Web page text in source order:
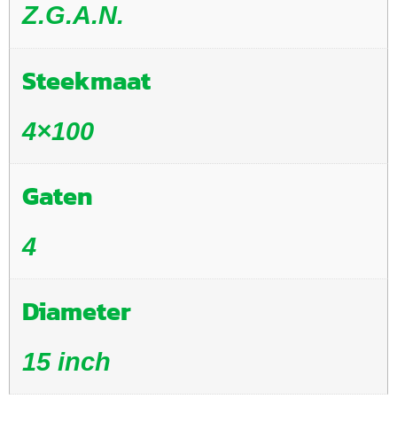
Z.G.A.N.
Steekmaat
4×100
Gaten
4
Diameter
15 inch